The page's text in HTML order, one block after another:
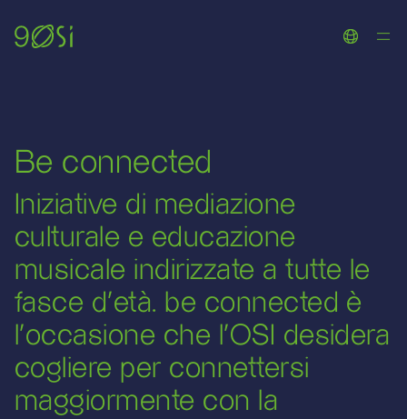
Toggle
Be connected
Iniziative di mediazione
culturale e educazione
musicale indirizzate a tutte le
fasce d’età. be connected è
l’occasione che l’OSI desidera
cogliere per connettersi
maggiormente con la